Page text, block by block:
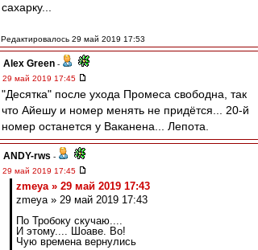
сахарку...
Редактировалось 29 май 2019 17:53
Alex Green -
29 май 2019 17:45
"Десятка" после ухода Промеса свободна, так
что Айешу и номер менять не придётся... 20-й
номер останется у Ваканена... Лепота.
ANDY-rws -
29 май 2019 17:45
zmeya » 29 май 2019 17:43
zmeya » 29 май 2019 17:43
По Тробоку скучаю....
И этому.... Шоаве. Во!
Чую времена вернулись